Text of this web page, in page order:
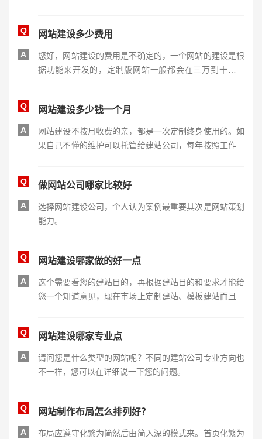
Q 网站建设多少费用
A
您好，网站建设的费用是不确定的，一个网站的建设是根
据功能来开发的，定制版网站一般都会在三万到十万之
Q 网站建设多少钱一个月
A
网站建设不按月收费的亲，都是一次定制终身使用的。如
果自己不懂的维护可以托管给建站公司，每年按照工作量
Q 做网站公司哪家比较好
A
选择网站建设公司，个人认为案例最重要其次是网站策划
能力。
Q 网站建设哪家做的好一点
A
这个需要看您的建站目的，再根据建站目的和要求才能给
您一个知道意见，现在市场上定制建站、模板建站而且水
Q 网站建设哪家专业点
A
请问您是什么类型的网站呢？不同的建站公司专业方向也
不一样，您可以在详细说一下您的问题。
Q 网站制作布局怎么排列好？
A
布局应遵守化繁为简然后由简入深的模式来。首页化繁为